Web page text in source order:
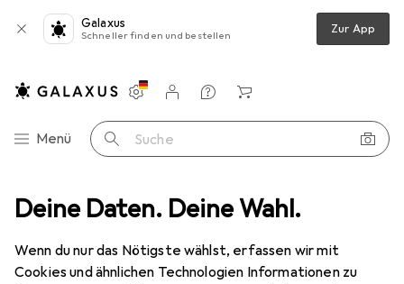
Deine Daten. Deine Wahl.
Wenn du nur das Nötigste wählst, erfassen wir mit
Cookies und ähnlichen Technologien Informationen zu
Galaxus
Schneller finden und bestellen Zur App
Navigation nach Kategorien
Menü Suche
Einstellungen
Kundenkonto
Vergleichslisten
Merklisten
Warenkorb
Schreibtisch Accessoire Lesezeichen »Rosenblüte«